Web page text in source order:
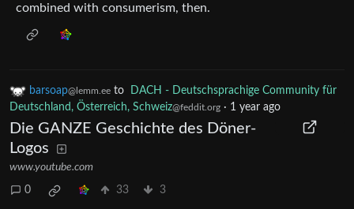
combined with consumerism, then.
barsoap@lemm.ee to
DACH - Deutschsprachige Community für
Deutschland, Österreich, Schweiz@feddit.org · 1 year ago
Die GANZE Geschichte des Döner-
Logos
www.youtube.com
0 33 3